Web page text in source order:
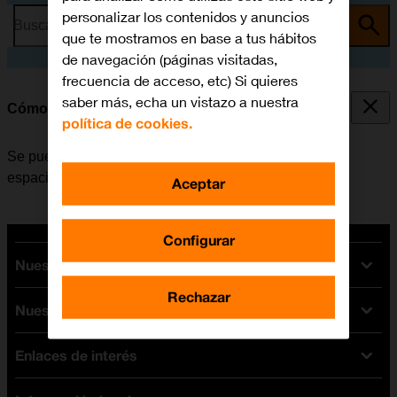
Busca por problema o tema
Cómo desinstalar apps
Se pueden desinstalar las apps instaladas para liberar
espacio en la memoria.
Nuestras tarifas
Tarifas Orange
Tarifas fibra y móvil
Tarifas móviles
Tarifas internet y fibra
Nuestros dispositivos
Ofertas en móviles
iPhone
Enlaces de interés
personalizar los contenidos y anuncios
que te mostramos en base a tus hábitos
de navegación (páginas visitadas,
frecuencia de acceso, etc) Si quieres
saber más, echa un vistazo a nuestra
política de cookies.
Configurar
Rechazar
Aceptar